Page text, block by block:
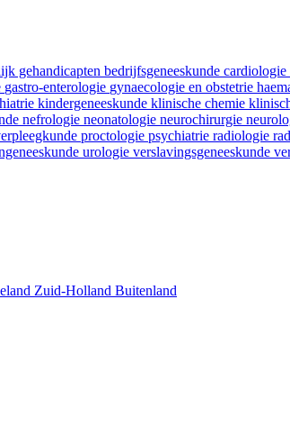
gehandicapten bedrijfsgeneeskunde cardiologie
gastro-enterologie gynaecologie en obstetrie
kindergeneeskunde klinische chemie
nefrologie neonatologie neurochirurgie
proctologie psychiatrie radiologie
urologie verslavingsgeneeskunde
Zuid-Holland Buitenland